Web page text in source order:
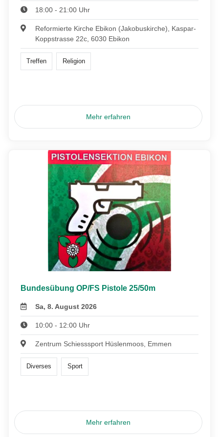
18:00 - 21:00 Uhr
Reformierte Kirche Ebikon (Jakobuskirche), Kaspar-
Koppstrasse 22c, 6030 Ebikon
Treffen Religion
Mehr erfahren
Bundesübung OP/FS Pistole 25/50m
Sa, 8. August 2026
10:00 - 12:00 Uhr
Zentrum Schiesssport Hüslenmoos, Emmen
Diverses Sport
Mehr erfahren